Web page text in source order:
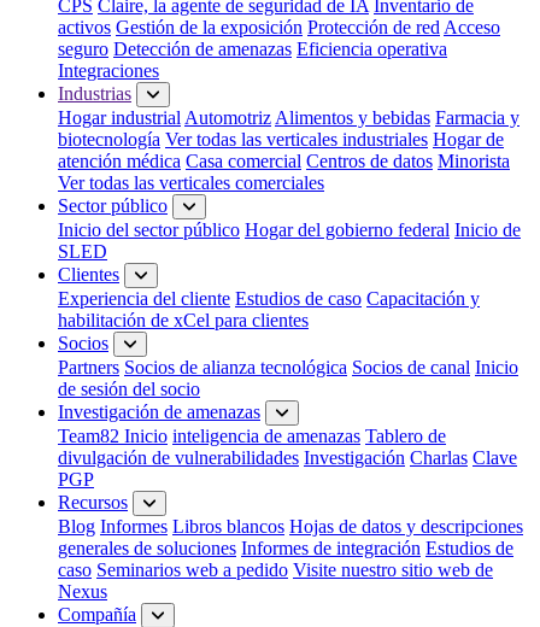
CPS Claire, la agente de seguridad de IA Inventario de
activos Gestión de la exposición Protección de red Acceso
seguro Detección de amenazas Eficiencia operativa
Integraciones
Industrias
Hogar industrial Automotriz Alimentos y bebidas Farmacia y
biotecnología Ver todas las verticales industriales Hogar de
atención médica Casa comercial Centros de datos Minorista
Ver todas las verticales comerciales
Sector público
Inicio del sector público Hogar del gobierno federal Inicio de
SLED
Clientes
Experiencia del cliente Estudios de caso Capacitación y
habilitación de xCel para clientes
Socios
Partners Socios de alianza tecnológica Socios de canal Inicio
de sesión del socio
Investigación de amenazas
Team82 Inicio inteligencia de amenazas Tablero de
divulgación de vulnerabilidades Investigación Charlas Clave
PGP
Recursos
Blog Informes Libros blancos Hojas de datos y descripciones
generales de soluciones Informes de integración Estudios de
caso Seminarios web a pedido Visite nuestro sitio web de
Nexus
Compañía